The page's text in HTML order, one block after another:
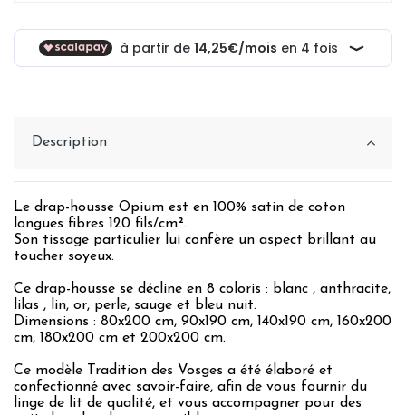
Description
Le drap-housse Opium est en 100% satin de coton
longues fibres 120 fils/cm².
Son tissage particulier lui confère un aspect brillant au
toucher soyeux.
Ce drap-housse se décline en 8 coloris : blanc , anthracite,
lilas , lin, or, perle, sauge et bleu nuit.
Dimensions : 80x200 cm, 90x190 cm, 140x190 cm, 160x200
cm, 180x200 cm et 200x200 cm.
Ce modèle Tradition des Vosges a été élaboré et
confectionné avec savoir-faire, afin de vous fournir du
linge de lit de qualité, et vous accompagner pour des